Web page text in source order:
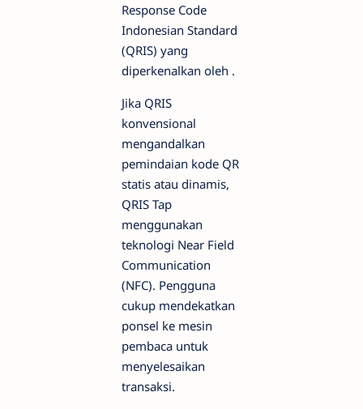
Response Code
Indonesian Standard
(QRIS) yang
diperkenalkan oleh .
Jika QRIS
konvensional
mengandalkan
pemindaian kode QR
statis atau dinamis,
QRIS Tap
menggunakan
teknologi Near Field
Communication
(NFC). Pengguna
cukup mendekatkan
ponsel ke mesin
pembaca untuk
menyelesaikan
transaksi.